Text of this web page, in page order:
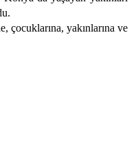
çocuklarına, yakınlarına ve